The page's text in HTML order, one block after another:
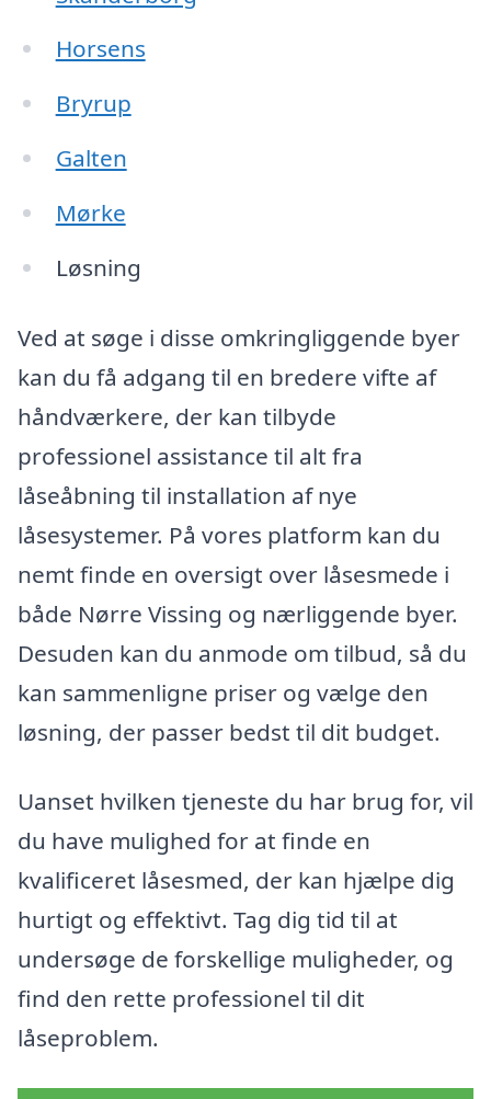
Horsens
Bryrup
Galten
Mørke
Løsning
Ved at søge i disse omkringliggende byer
kan du få adgang til en bredere vifte af
håndværkere, der kan tilbyde
professionel assistance til alt fra
låseåbning til installation af nye
låsesystemer. På vores platform kan du
nemt finde en oversigt over låsesmede i
både Nørre Vissing og nærliggende byer.
Desuden kan du anmode om tilbud, så du
kan sammenligne priser og vælge den
løsning, der passer bedst til dit budget.
Uanset hvilken tjeneste du har brug for, vil
du have mulighed for at finde en
kvalificeret låsesmed, der kan hjælpe dig
hurtigt og effektivt. Tag dig tid til at
undersøge de forskellige muligheder, og
find den rette professionel til dit
låseproblem.